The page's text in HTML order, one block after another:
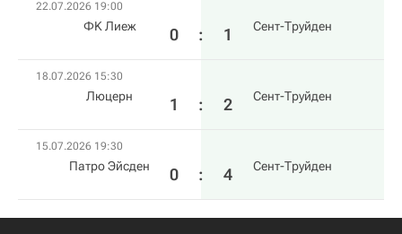
22.07.2026 19:00
ФK Лиеж 0 : 1 Сент-Труйден
18.07.2026 15:30
Люцерн 1 : 2 Сент-Труйден
15.07.2026 19:30
Патро Эйсден 0 : 4 Сент-Труйден